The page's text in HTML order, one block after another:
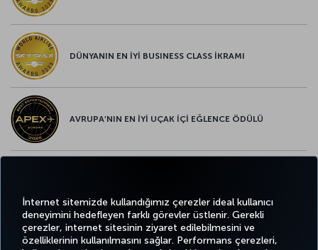
İnternet sitemizde kullandığımız çerezler ideal kullanıcı
deneyimini hedefleyen farklı görevler üstlenir. Gerekli
çerezler, internet sitesinin ziyaret edilebilmesini ve
özelliklerinin kullanılmasını sağlar. Performans çerezleri,
DÜNYANIN EN İYİ BUSINESS CLASS İKRAMI
AVRUPA’NIN EN İYİ UÇAK İÇİ EĞLENCE ÖDÜLÜ